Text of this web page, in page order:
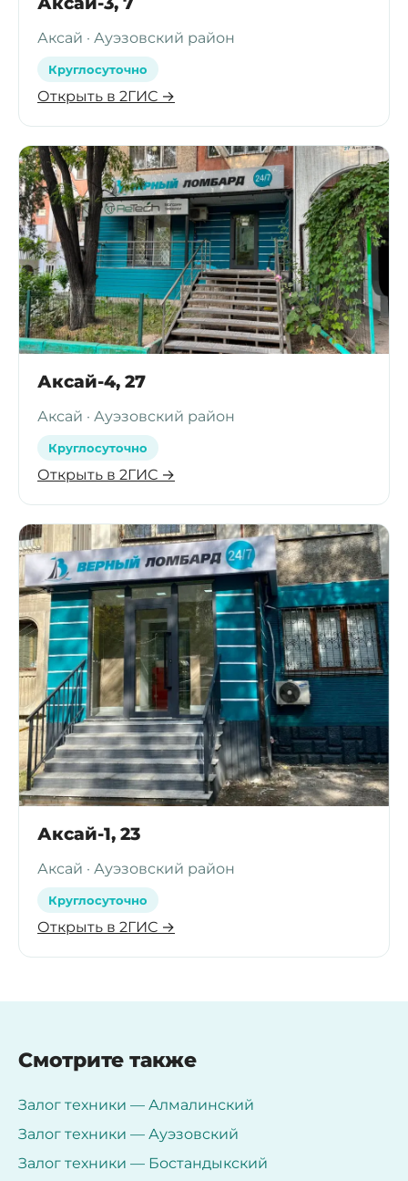
Аксай · Ауэзовский район
Круглосуточно
Открыть в 2ГИС →
Аксай-4, 27
Аксай · Ауэзовский район
Круглосуточно
Открыть в 2ГИС →
Аксай-1, 23
Аксай · Ауэзовский район
Круглосуточно
Открыть в 2ГИС →
Смотрите также
Залог техники — Алмалинский
Залог техники — Ауэзовский
Залог техники — Бостандыкский